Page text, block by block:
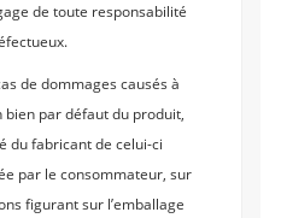
de toute responsabilité
de dommages causés à
bien par défaut du produit,
du fabricant de celui-ci
par le consommateur, sur
figurant sur l’emballage